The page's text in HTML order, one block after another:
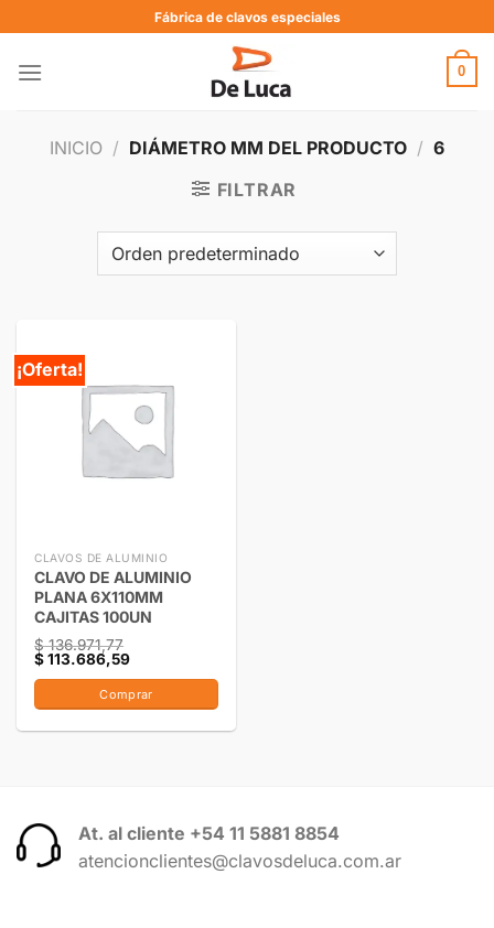
Fábrica de clavos especiales
0
INICIO / DIÁMETRO MM DEL PRODUCTO / 6
FILTRAR
¡Oferta!
CLAVOS DE ALUMINIO
CLAVO DE ALUMINIO
PLANA 6X110MM
CAJITAS 100UN
$136.971,77
$113.686,59
Comprar
At. al cliente +54 11 5881 8854
atencionclientes@clavosdeluca.com.ar